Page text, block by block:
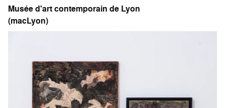
Musée d'art contemporain de Lyon
(macLyon)